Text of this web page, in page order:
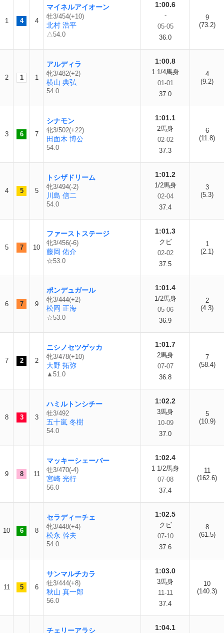
1 4 4
マイネルアイオーン
牡3/454(+10)
北村 浩平
△54.0
1:00.6
-
05-05
36.0
9
(73.2)
2 1 1
アルディラ
牝3/482(+2)
横山 典弘
54.0
1:00.8
1 1/4馬身
01-01
37.0
4
(9.2)
3 6 7
シナモン
牝3/502(+22)
田面木 博公
54.0
1:01.1
2馬身
02-02
37.3
6
(11.8)
4 5 5
トシザドリーム
牝3/494(-2)
川島 信二
54.0
1:01.2
1/2馬身
02-04
37.4
3
(5.3)
5 7 10
ファーストステージ
牝3/456(-6)
藤岡 佑介
☆53.0
1:01.3
クビ
02-02
37.5
1
(2.1)
6 7 9
ポンデュガール
牝3/444(+2)
松岡 正海
☆53.0
1:01.4
1/2馬身
05-06
36.9
2
(4.3)
7 2 2
ニシノセツゲッカ
牝3/478(+10)
大野 拓弥
▲51.0
1:01.7
2馬身
07-07
36.8
7
(58.4)
8 3 3
ハミルトンシチー
牡3/492
五十嵐 冬樹
54.0
1:02.2
3馬身
10-09
37.0
5
(10.9)
9 8 11
マッキーシェーバー
牡3/470(-4)
宮崎 光行
56.0
1:02.4
1 1/2馬身
07-08
37.4
11
(162.6)
10 6 8
セラディーチェ
牝3/448(+4)
松永 幹夫
54.0
1:02.5
クビ
07-10
37.6
8
(61.5)
11 5 6
サンマルチカラ
牡3/444(+8)
秋山 真一郎
56.0
1:03.0
3馬身
11-11
37.4
10
(140.3)
チェリーアラシ 1:04.1